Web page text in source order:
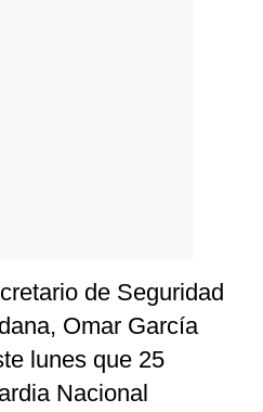
de Seguridad
Omar García
lunes que 25
Nacional